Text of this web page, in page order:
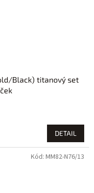
Black) titanový set
DETAIL
Kód: MM82-N76/13